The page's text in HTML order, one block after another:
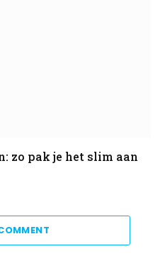
zo pak je het slim aan